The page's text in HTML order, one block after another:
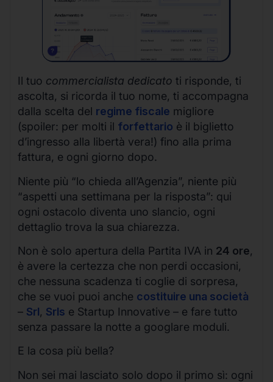
Il tuo commercialista dedicato ti risponde, ti
ascolta, si ricorda il tuo nome, ti accompagna
dalla scelta del regime fiscale migliore
(spoiler: per molti il forfettario è il biglietto
d’ingresso alla libertà vera!) fino alla prima
fattura, e ogni giorno dopo.
Niente più “lo chieda all’Agenzia”, niente più
“aspetti una settimana per la risposta”: qui
ogni ostacolo diventa uno slancio, ogni
dettaglio trova la sua chiarezza.
Non è solo apertura della Partita IVA in 24 ore,
è avere la certezza che non perdi occasioni,
che nessuna scadenza ti coglie di sorpresa,
che se vuoi puoi anche costituire una società
– Srl, Srls e Startup Innovative – e fare tutto
senza passare la notte a googlare moduli.
E la cosa più bella?
Non sei mai lasciato solo dopo il primo sì: ogni